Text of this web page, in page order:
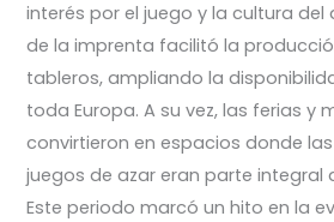
interés por el juego y la cultura del
de la imprenta facilitó la
tableros, ampliando la
toda Europa. A su vez, las ferias y
convirtieron en espacios donde
juegos de azar eran parte integral
Este periodo marcó un hito en la